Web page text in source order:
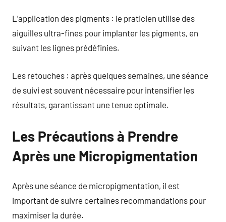
L’application des pigments : le praticien utilise des
aiguilles ultra-fines pour implanter les pigments, en
suivant les lignes prédéfinies.
Les retouches : après quelques semaines, une séance
de suivi est souvent nécessaire pour intensifier les
résultats, garantissant une tenue optimale.
Les Précautions à Prendre
Après une Micropigmentation
Après une séance de micropigmentation, il est
important de suivre certaines recommandations pour
maximiser la durée.